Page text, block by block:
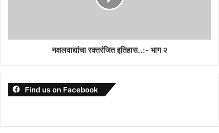
नक्षलवाद्यांचा रक्तरंजित इतिहास..:- भाग २
Find us on Facebook